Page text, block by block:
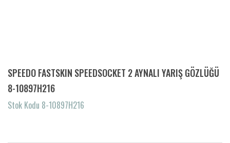
SPEEDO FASTSKIN SPEEDSOCKET 2 AYNALI YARIŞ GÖZLÜĞÜ
8-10897H216
Stok Kodu 8-10897H216